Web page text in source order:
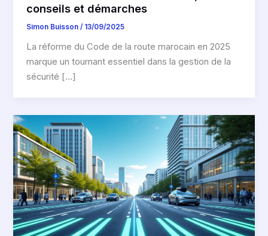
conseils et démarches
Simon Buisson/ 13/09/2025
La réforme du Code de la route marocain en 2025
marque un tournant essentiel dans la gestion de la
sécurité […]